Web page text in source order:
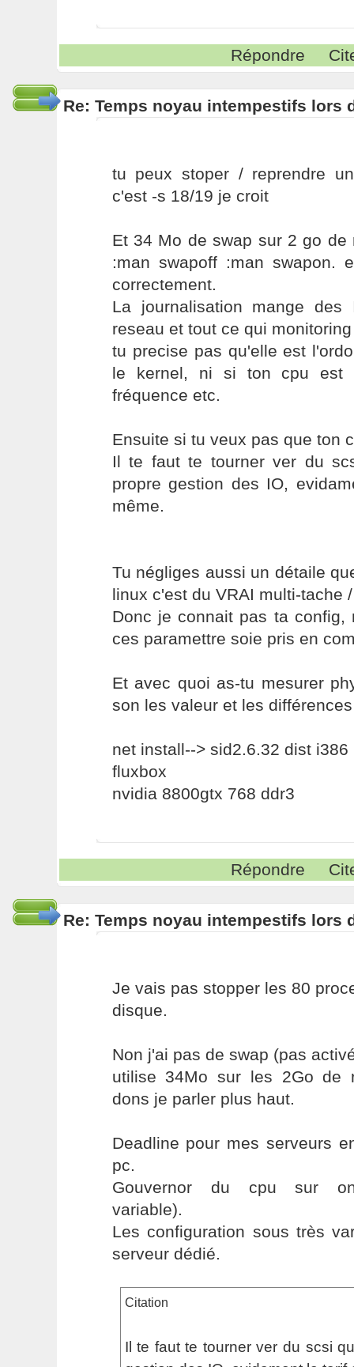
Répondre
Re: Temps noyau intempestifs lors
tu peux stoper / reprendre
c'est -s 18/19 je croit
Et 34 Mo de swap sur 2 go de
:man swapoff :man swapon.
correctement.
La journalisation mange
reseau et tout ce qui
tu precise pas qu'elle est
le kernel, ni si ton cpu est
fréquence etc.
Ensuite si tu veux pas que ton
Il te faut te tourner ver du
propre gestion des IO,
même.
Tu négliges aussi un détaile
linux c'est du VRAI multi-tache
Donc je connait pas ta
ces paramettre soie pris en
Et avec quoi as-tu mesurer
son les valeur et les
net install--> sid2.6.32 dist i386
fluxbox
nvidia 8800gtx 768 ddr3
Répondre
Re: Temps noyau intempestifs lors
Je vais pas stopper les 80
disque.
Non j'ai pas de swap (pas
utilise 34Mo sur les 2Go de
dons je parler plus haut.
Deadline pour mes serveurs
pc.
Gouvernor du cpu sur
variable).
Les configuration sous très
serveur dédié.
Citation
Il te faut te tourner ver du scsi